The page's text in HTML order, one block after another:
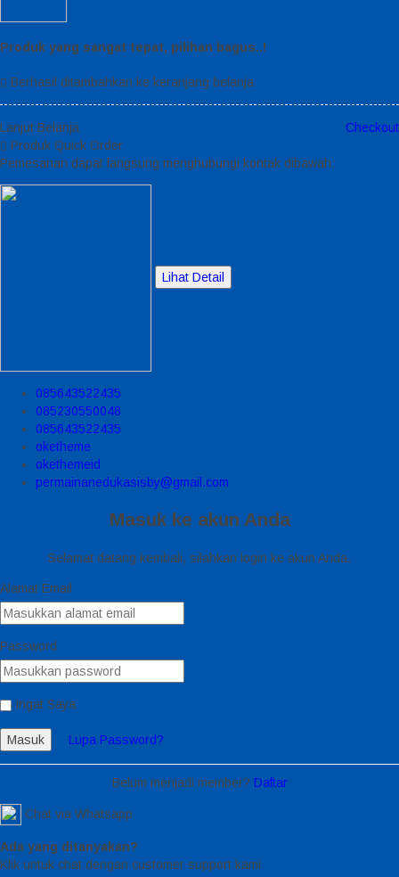
Produk yang sangat tepat, pilihan bagus..!
Berhasil ditambahkan ke keranjang belanja
Lanjut Belanja
Checkout
Produk Quick Order
Pemesanan dapat langsung menghubungi kontak dibawah:
Lihat Detail
085643522435
085230550048
085643522435
oketheme
okethemeid
permainanedukasisby@gmail.com
Masuk ke akun Anda
Selamat datang kembali, silahkan login ke akun Anda.
Alamat Email
Password
Ingat Saya
Masuk Lupa Password?
Belum menjadi member? Daftar
Chat via Whatsapp
Ada yang ditanyakan?
Klik untuk chat dengan customer support kami